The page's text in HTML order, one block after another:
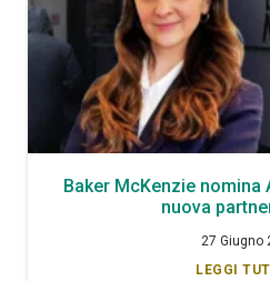
Baker McKenzie nomina
nuova
27 Giugno
LEGGI